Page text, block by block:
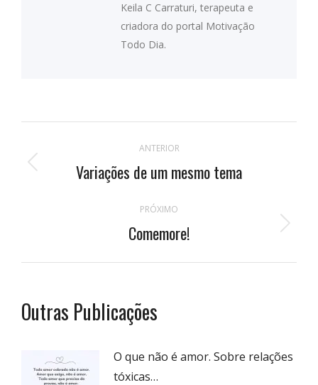
Keila C Carraturi, terapeuta e
criadora do portal Motivação
Todo Dia.
de
ANTERIOR
Publicação
Variações de um mesmo tema
PRÓXIMO
Próximo
Comemore!
Outras Publicações
O que não é amor. Sobre relações
tóxicas…